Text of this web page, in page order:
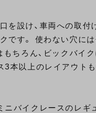
を設け、車両への取付
です。 使わない穴に
ちろん、ビックバイ
3本以上のレイアウトも
バイクレースのレギ